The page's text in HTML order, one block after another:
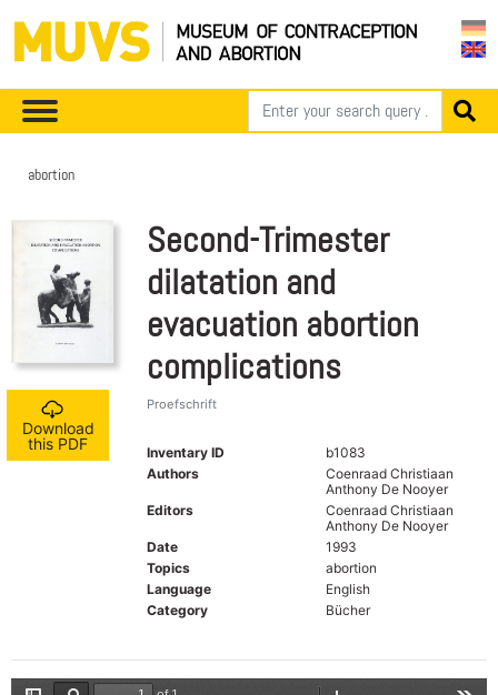
abortion
Download
this PDF
Second-Trimester
dilatation and
evacuation abortion
complications
Proefschrift
Inventary ID
b1083
Authors
Coenraad Christiaan
Anthony De Nooyer
Editors
Coenraad Christiaan
Anthony De Nooyer
Date
1993
Topics
abortion
Language
English
Category
Bücher